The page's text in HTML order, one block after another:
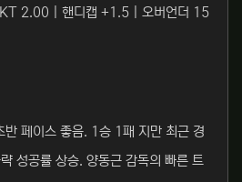
2.00 | 핸디캡 +1.5 | 오버언더 15
반 페이스 좋음. 1승 1패 지만 최근 경
성공률 상승. 양동근 감독의 빠른 트